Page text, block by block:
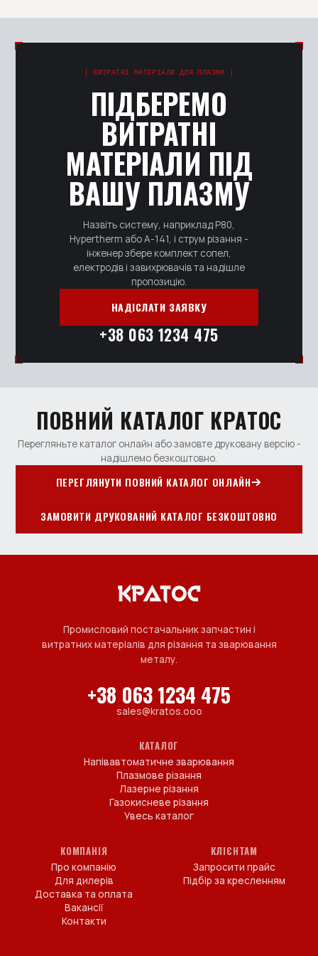
доставляємо по всій Україні. Позиції під замовлення
[ ВИТРАТНІ МАТЕРІАЛИ ДЛЯ ПЛАЗМИ ]
ПІДБЕРЕМО
ВИТРАТНІ
МАТЕРІАЛИ ПІД
ВАШУ ПЛАЗМУ
Назвіть систему, наприклад P80,
Hypertherm або А-141, і струм різання -
інженер збере комплект сопел,
електродів і завихрювачів та надішле
пропозицію.
НАДІСЛАТИ ЗАЯВКУ
+38 063 1234 475
ПОВНИЙ КАТАЛОГ КРАТОС
Перегляньте каталог онлайн або замовте друковану версію -
надішлемо безкоштовно.
ПЕРЕГЛЯНУТИ ПОВНИЙ КАТАЛОГ ОНЛАЙН
ЗАМОВИТИ ДРУКОВАНИЙ КАТАЛОГ БЕЗКОШТОВНО
Промисловий постачальник запчастин і
витратних матеріалів для різання та зварювання
металу.
+38 063 1234 475
sales@kratos.ooo
КАТАЛОГ
Напівавтоматичне зварювання
Плазмове різання
Лазерне різання
Газокисневе різання
Увесь каталог
КОМПАНІЯ
Про компанію
Для дилерів
Доставка та оплата
Вакансії
Контакти
КЛІЄНТАМ
Запросити прайс
Підбір за кресленням